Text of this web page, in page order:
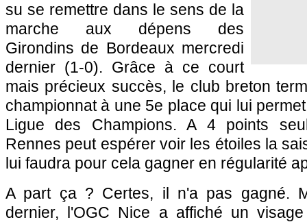
su se remettre dans le sens de la
marche aux dépens des
Girondins de Bordeaux mercredi
dernier (1-0). Grâce à ce court
mais précieux succès, le club breton
championnat à une 5e place qui lui
Ligue des Champions. A 4 points
Rennes peut espérer voir les étoiles la
lui faudra pour cela gagner en régularité
A part ça ? Certes, il n'a pas gagné.
dernier, l'OGC Nice a affiché un